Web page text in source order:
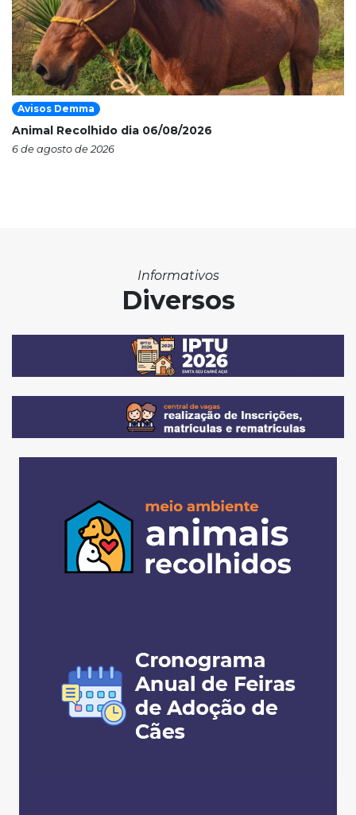
Avisos Demma
Animal Recolhido dia 06/08/2026
6 de agosto de 2026
Informativos
Diversos